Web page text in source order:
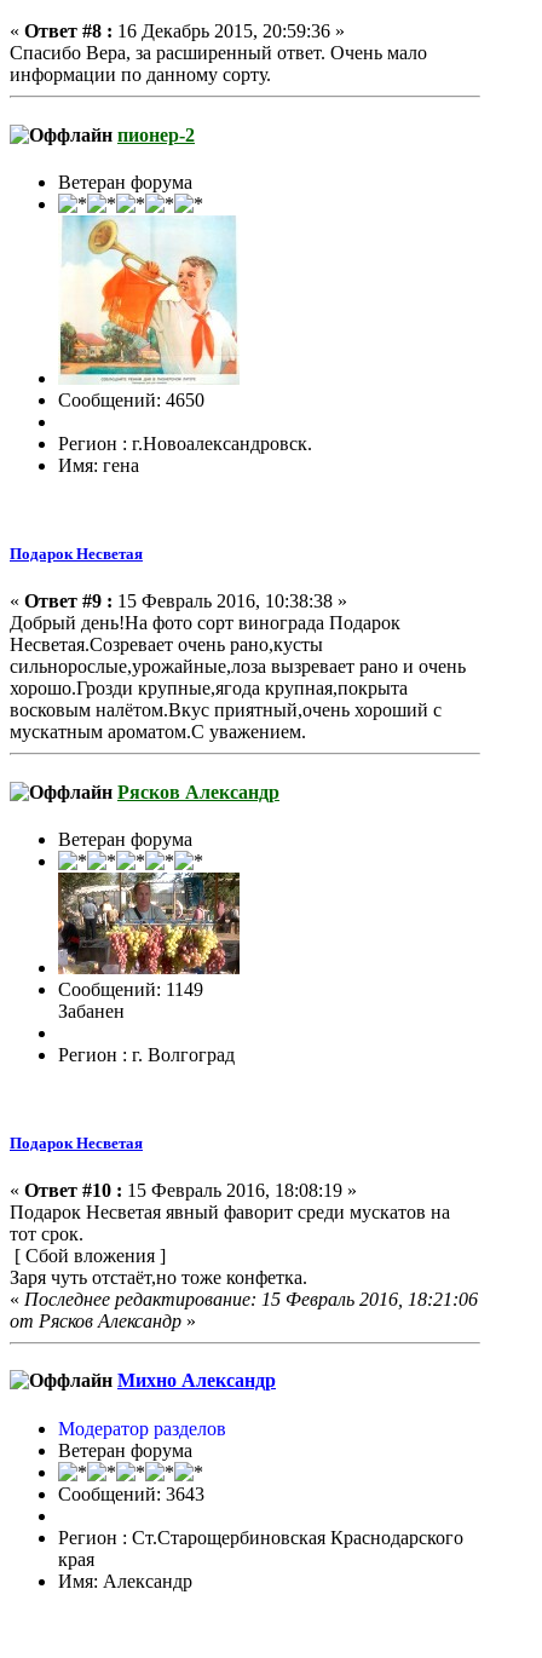
« Ответ #8 : 16 Декабрь 2015, 20:59:36 »
Спасибо Вера, за расширенный ответ. Очень мало
информации по данному сорту.
пионер-2
Ветеран форума
Сообщений: 4650
Регион : г.Новоалександровск.
Имя: гена
Подарок Несветая
« Ответ #9 : 15 Февраль 2016, 10:38:38 »
Добрый день!На фото сорт винограда Подарок
Несветая.Созревает очень рано,кусты
сильнорослые,урожайные,лоза вызревает рано и очень
хорошо.Грозди крупные,ягода крупная,покрыта
восковым налётом.Вкус приятный,очень хороший с
мускатным ароматом.С уважением.
Рясков Александр
Ветеран форума
Сообщений: 1149
Забанен
Регион : г. Волгоград
Подарок Несветая
« Ответ #10 : 15 Февраль 2016, 18:08:19 »
Подарок Несветая явный фаворит среди мускатов на
тот срок.
[ Сбой вложения ]
Заря чуть отстаёт,но тоже конфетка.
« Последнее редактирование: 15 Февраль 2016, 18:21:06
от Рясков Александр »
Михно Александр
Модератор разделов
Ветеран форума
Сообщений: 3643
Регион : Ст.Старощербиновская Краснодарского
края
Имя: Александр